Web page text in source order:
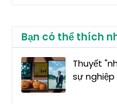
Bạn có thể thích
Thuyết
sự nghiệp